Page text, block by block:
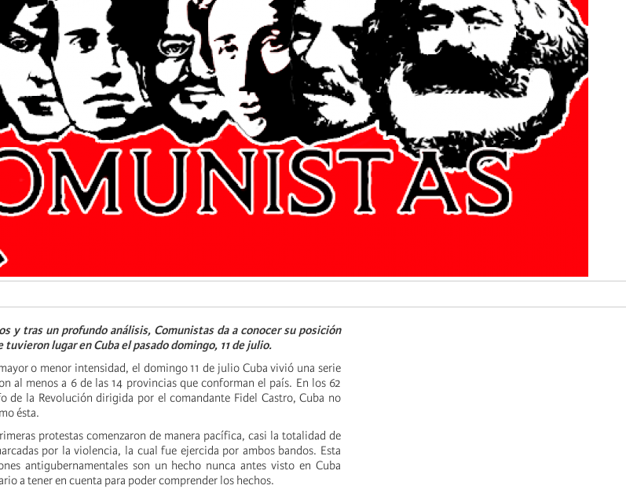
y tras un profundo análisis, Comunistas da a conocer su posición
lugar en Cuba el pasado domingo, 11 de julio.
o menor intensidad, el domingo 11 de julio Cuba vivió una serie
al menos a 6 de las 14 provincias que conforman el país. En los 62
de la Revolución dirigida por el comandante Fidel Castro, Cuba no
ésta.
protestas comenzaron de manera pacífica, casi la totalidad de
por la violencia, la cual fue ejercida por ambos bandos. Esta
antigubernamentales son un hecho nunca antes visto en Cuba
a tener en cuenta para poder comprender los hechos.